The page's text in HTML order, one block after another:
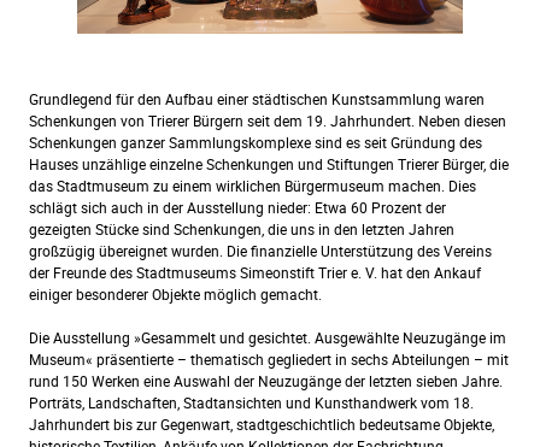
Grundlegend für den Aufbau einer städtischen Kunstsammlung waren
Schenkungen von Trierer Bürgern seit dem 19. Jahrhundert. Neben diesen
Schenkungen ganzer Sammlungskomplexe sind es seit Gründung des
Hauses unzählige einzelne Schenkungen und Stiftungen Trierer Bürger, die
das Stadtmuseum zu einem wirklichen Bürgermuseum machen. Dies
schlägt sich auch in der Ausstellung nieder: Etwa 60 Prozent der
gezeigten Stücke sind Schenkungen, die uns in den letzten Jahren
großzügig übereignet wurden. Die finanzielle Unterstützung des Vereins
der Freunde des Stadtmuseums Simeonstift Trier e. V. hat den Ankauf
einiger besonderer Objekte möglich gemacht.
Die Ausstellung »Gesammelt und gesichtet. Ausgewählte Neuzugänge im
Museum« präsentierte – thematisch gegliedert in sechs Abteilungen – mit
rund 150 Werken eine Auswahl der Neuzugänge der letzten sieben Jahre.
Porträts, Landschaften, Stadtansichten und Kunsthandwerk vom 18.
Jahrhundert bis zur Gegenwart, stadtgeschichtlich bedeutsame Objekte,